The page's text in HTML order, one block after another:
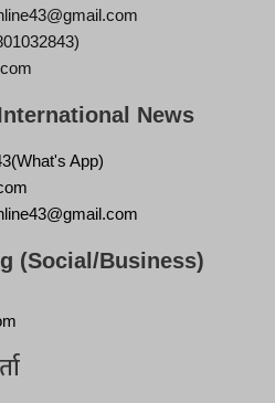
News
App)
(Social/Business)